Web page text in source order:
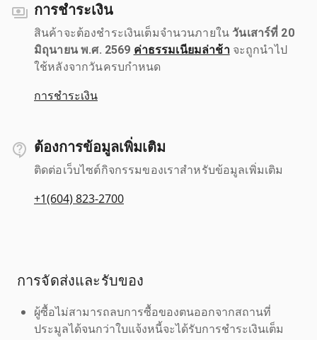
การชำระเงิน
สินค้าจะต้องชำระเงินเต็มจำนวนภายใน วันเสาร์ที่ 20
มิถุนายน พ.ศ. 2569 ค่าธรรมเนียมล่าช้าจะถูกนำไป
ใช้หลังจากวันครบกำหนด
การชำระเงิน
ต้องการข้อมูลเพิ่มเติม
ติดต่อเว็บไซต์กิจกรรมของเราสำหรับข้อมูลเพิ่มเติม
+1(604) 823-2700
การจัดส่งและรับของ
ผู้ซื้อไม่สามารถลบการซื้อของตนออกจากสถานที่
ประมูลได้จนกว่าใบแจ้งหนี้จะได้รับการชำระเงินเต็ม